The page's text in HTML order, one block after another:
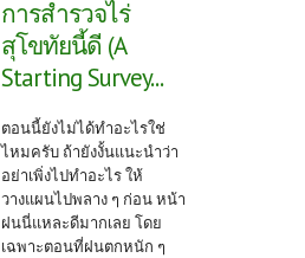
การสำรวจไร่
สุโขทัยนี้ดี (A
Starting Survey...
ตอนนี้ยังไม่ได้ทำอะไรใช่
ไหมครับ ถ้ายังงั้นแนะนำว่า
อย่าเพิ่งไปทำอะไร ให้
วางแผนไปพลาง ๆ ก่อน หน้า
ฝนนี่แหละดีมากเลย โดย
เฉพาะตอนที่ฝนตกหนัก ๆ